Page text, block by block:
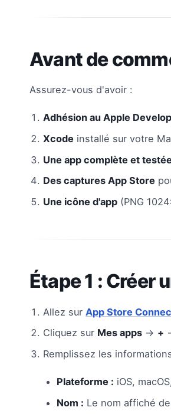
Avant de
Assurez-vous d'avoir :
Adhésion au Apple
Xcode installé sur votre
Une app complète et testée
Des captures App Store
Une icône d'app (PNG
Étape 1 : Créer
Allez surApp Store
Cliquez sur Mes apps → +
Remplissez les
Plateforme : iOS,
Nom : Le nom affiché